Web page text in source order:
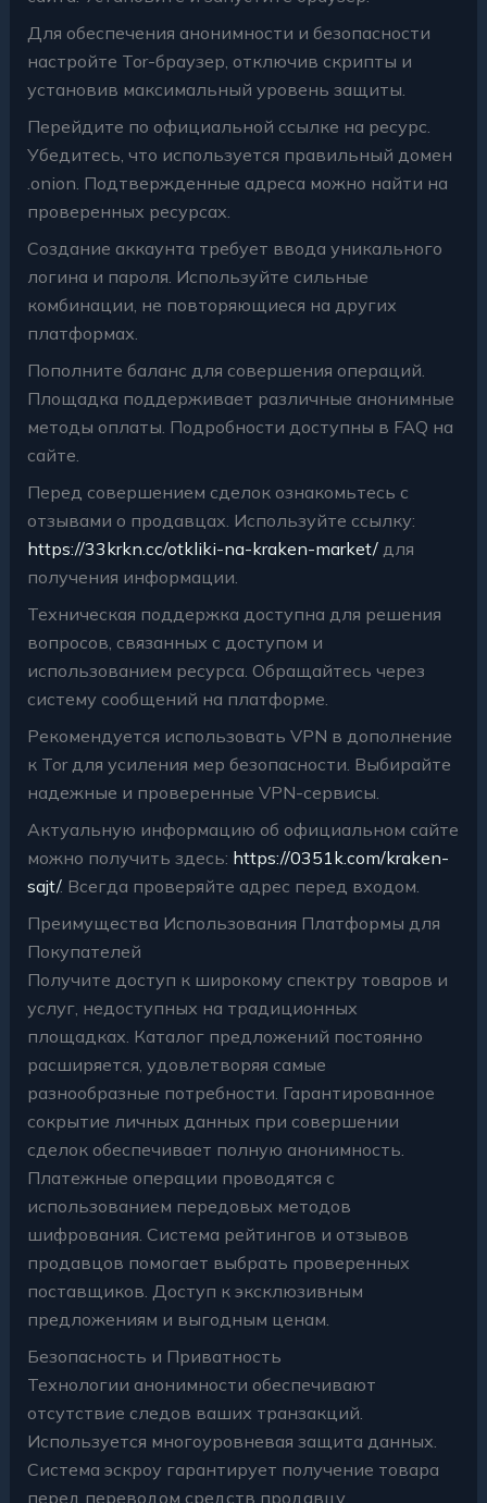
Для обеспечения анонимности и безопасности
настройте Tor-браузер, отключив скрипты и
установив максимальный уровень защиты.
Перейдите по официальной ссылке на ресурс.
Убедитесь, что используется правильный домен
.onion. Подтвержденные адреса можно найти на
проверенных ресурсах.
Создание аккаунта требует ввода уникального
логина и пароля. Используйте сильные
комбинации, не повторяющиеся на других
платформах.
Пополните баланс для совершения операций.
Площадка поддерживает различные анонимные
методы оплаты. Подробности доступны в FAQ на
сайте.
Перед совершением сделок ознакомьтесь с
отзывами о продавцах. Используйте ссылку:
https://33krkn.cc/otkliki-na-kraken-market/для
получения информации.
Техническая поддержка доступна для решения
вопросов, связанных с доступом и
использованием ресурса. Обращайтесь через
систему сообщений на платформе.
Рекомендуется использовать VPN в дополнение
к Tor для усиления мер безопасности. Выбирайте
надежные и проверенные VPN-сервисы.
Актуальную информацию об официальном сайте
можно получить здесь: https://0351k.com/kraken-
sajt/. Всегда проверяйте адрес перед входом.
Преимущества Использования Платформы для
Покупателей
Получите доступ к широкому спектру товаров и
услуг, недоступных на традиционных
площадках. Каталог предложений постоянно
расширяется, удовлетворяя самые
разнообразные потребности. Гарантированное
сокрытие личных данных при совершении
сделок обеспечивает полную анонимность.
Платежные операции проводятся с
использованием передовых методов
шифрования. Система рейтингов и отзывов
продавцов помогает выбрать проверенных
поставщиков. Доступ к эксклюзивным
предложениям и выгодным ценам.
Безопасность и Приватность
Технологии анонимности обеспечивают
отсутствие следов ваших транзакций.
Используется многоуровневая защита данных.
Система эскроу гарантирует получение товара
перед переводом средств продавцу,